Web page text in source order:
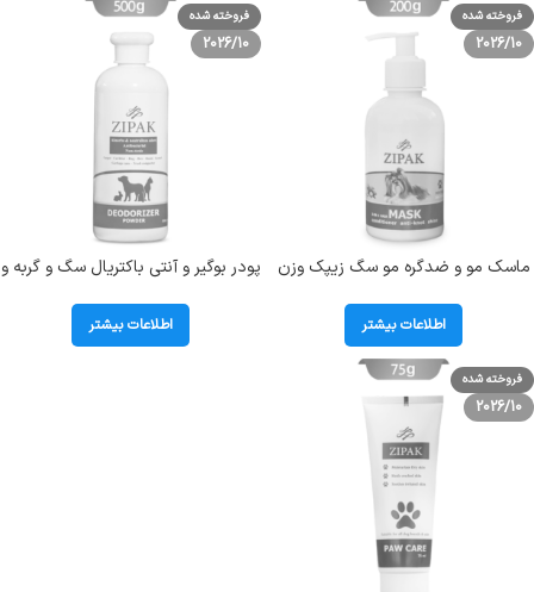
فروخته شده
2026/10
ماسک مو و ضدگره مو سگ زیپک وزن
اطلاعات بیشتر
فروخته شده
2026/10
پودر بوگیر و آنتی باکتریال سگ و گربه و
Deodorizer Powder
اطلاعات بیشتر
فروخته شده
2026/10